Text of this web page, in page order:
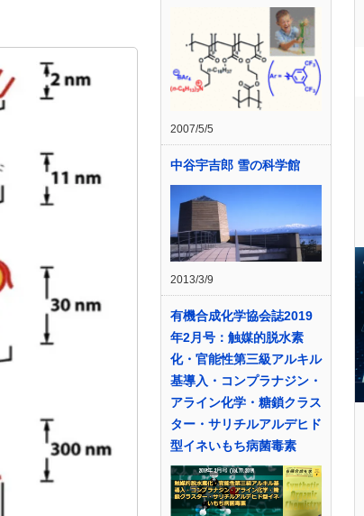
2007/5/5
中谷宇吉郎 雪の科学館
2013/3/9
有機合成化学協会誌2019
年2月号：触媒的脱水素
化・官能性第三級アルキル
基導入・コンプラナジン・
アライン化学・糖鎖クラス
ター・サリチルアルデヒド
型イネいもち病菌毒素